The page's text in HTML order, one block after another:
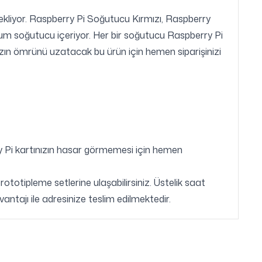
Raspberry Pi Soğutucu Kırmızı, Raspberry
soğutucu içeriyor. Her bir soğutucu Raspberry Pi
ömrünü uzatacak bu ürün için hemen siparişinizi
kartınızın hasar görmemesi için hemen
setlerine ulaşabilirsiniz. Üstelik saat
ile adresinize teslim edilmektedir.